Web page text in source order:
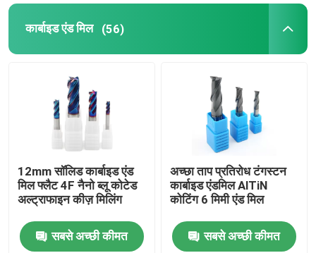
कार्बाइड एंड मिल (56)
12mm सॉलिड कार्बाइड एंड
मिल फ्लैट 4F नैनो ब्लू कोटेड
अल्ट्राफाइन कीज़ मिलिंग
सबसे अच्छी कीमत
अच्छा ताप प्रतिरोध टंगस्टन
कार्बाइड एंडमिल AlTiN
कोटिंग 6 मिमी एंड मिल
सबसे अच्छी कीमत